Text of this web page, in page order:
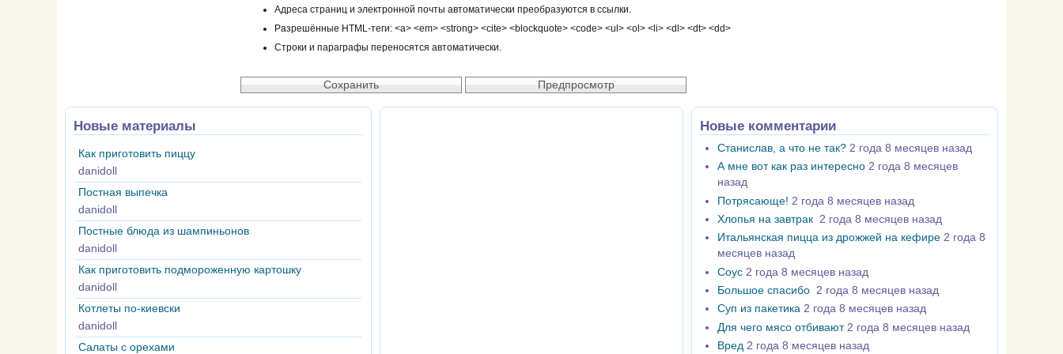
Адреса страниц и электронной почты автоматически преобразуются в ссылки.
Разрешённые HTML-теги: <a> <em> <strong> <cite> <blockquote> <code> <ul> <ol> <li> <dl> <dt> <dd>
Строки и параграфы переносятся автоматически.
Новые материалы
Как приготовить пиццу
danidoll
Постная выпечка
danidoll
Постные блюда из шампиньонов
danidoll
Как приготовить подмороженную картошку
danidoll
Котлеты по-киевски
danidoll
Салаты с орехами
Новые комментарии
Станислав, а что не так? 2 года 8 месяцев назад
А мне вот как раз интересно 2 года 8 месяцев
назад
Потрясающе! 2 года 8 месяцев назад
Хлопья на завтрак 2 года 8 месяцев назад
Итальянская пицца из дрожжей на кефире 2 года 8
месяцев назад
Соус 2 года 8 месяцев назад
Большое спасибо 2 года 8 месяцев назад
Суп из пакетика 2 года 8 месяцев назад
Для чего мясо отбивают 2 года 8 месяцев назад
Вред 2 года 8 месяцев назад